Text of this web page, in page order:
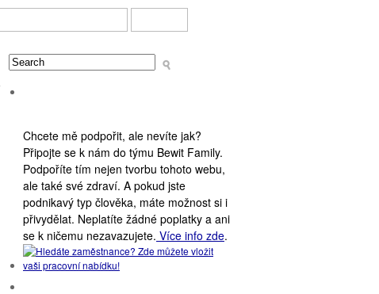
Chcete mě podpořit, ale nevíte jak?
Připojte se k nám do týmu Bewit Family.
Podpoříte tím nejen tvorbu tohoto webu,
ale také své zdraví. A pokud jste
podnikavý typ člověka, máte možnost si i
přivydělat. Neplatíte žádné poplatky a ani
se k ničemu nezavazujete. Více info zde.